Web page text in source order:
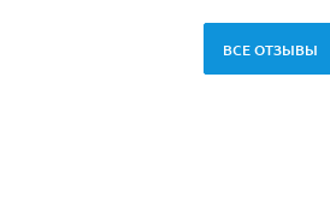
ВСЕ ОТЗЫВЫ